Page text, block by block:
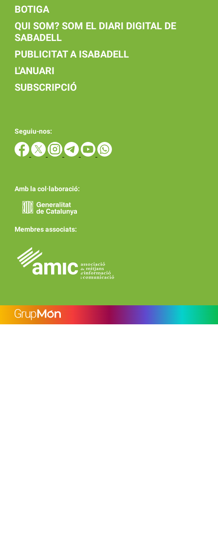
BOTIGA
QUI SOM? SOM EL DIARI DIGITAL DE
SABADELL
PUBLICITAT A ISABADELL
L'ANUARI
SUBSCRIPCIÓ
Seguiu-nos:
Amb la col·laboració:
Membres associats: